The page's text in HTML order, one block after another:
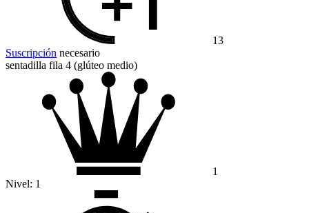
13
Suscripción necesario
sentadilla fila 4 (glúteo medio)
1
Nivel: 1